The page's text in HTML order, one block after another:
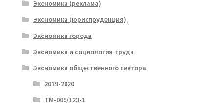
Экономика (реклама)
Экономика (юриспруденция)
Экономика города
Экономика и социология труда
Экономика общественного сектора
2019-2020
ТМ-009/123-1